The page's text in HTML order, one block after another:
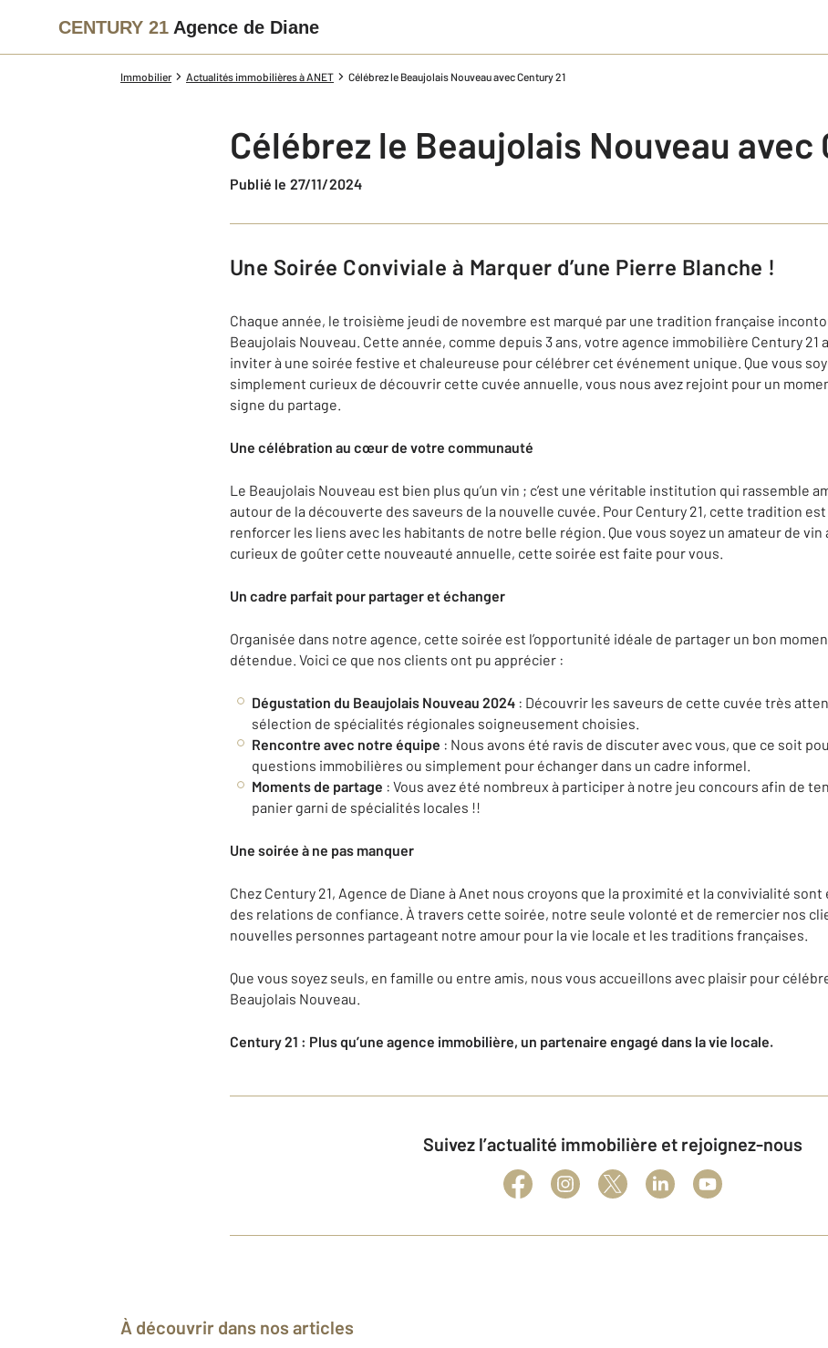
CENTURY 21 Agence de Diane
Immobilier Actualités immobilières à ANET Célébrez le Beaujolais Nouveau avec Century 21
Célébrez le Beaujolais Nouveau avec
Publié le 27/11/2024
Une Soirée Conviviale à Marquer d’une Pierre Blanche !
Chaque année, le troisième jeudi de novembre est marqué par une tradition française
Beaujolais Nouveau. Cette année, comme depuis 3 ans, votre agence immobilière Century 21
inviter à une soirée festive et chaleureuse pour célébrer cet événement unique. Que vous
simplement curieux de découvrir cette cuvée annuelle, vous nous avez rejoint pour un
signe du partage.
Une célébration au cœur de votre communauté
Le Beaujolais Nouveau est bien plus qu’un vin ; c’est une véritable institution qui rassemble
autour de la découverte des saveurs de la nouvelle cuvée. Pour Century 21, cette tradition
renforcer les liens avec les habitants de notre belle région. Que vous soyez un amateur de
curieux de goûter cette nouveauté annuelle, cette soirée est faite pour vous.
Un cadre parfait pour partager et échanger
Organisée dans notre agence, cette soirée est l’opportunité idéale de partager un bon
détendue. Voici ce que nos clients ont pu apprécier :
Dégustation du Beaujolais Nouveau 2024 : Découvrir les saveurs de cette cuvée très
sélection de spécialités régionales soigneusement choisies.
Rencontre avec notre équipe : Nous avons été ravis de discuter avec vous, que ce soit
questions immobilières ou simplement pour échanger dans un cadre informel.
Moments de partage : Vous avez été nombreux à participer à notre jeu concours afin de
panier garni de spécialités locales !!
Une soirée à ne pas manquer
Chez Century 21, Agence de Diane à Anet nous croyons que la proximité et la convivialité
des relations de confiance. À travers cette soirée, notre seule volonté et de remercier nos
nouvelles personnes partageant notre amour pour la vie locale et les traditions françaises.
Que vous soyez seuls, en famille ou entre amis, nous vous accueillons avec plaisir pour
Beaujolais Nouveau.
Century 21 : Plus qu’une agence immobilière, un partenaire engagé dans la vie locale.
Suivez l’actualité immobilière et rejoignez-nous
À découvrir dans nos articles